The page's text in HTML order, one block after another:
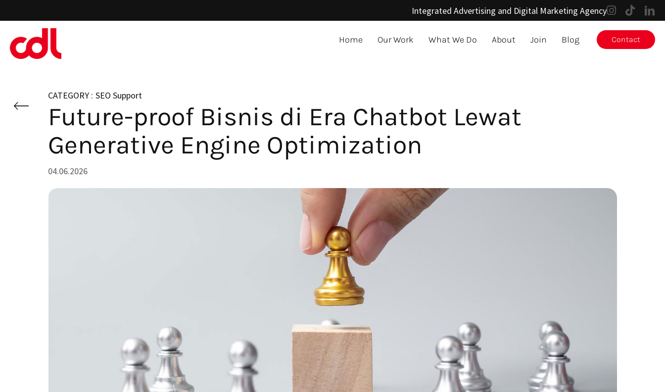
to
main
content
Integrated Advertising and Digital Marketing Agency
Home Our Work What We Do About Join Blog Contact
SEO Support
Future-proof Bisnis di Era Chatbot Lewat
Generative Engine Optimization
04.06.2026